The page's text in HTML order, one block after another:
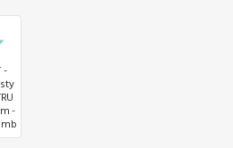
-
-